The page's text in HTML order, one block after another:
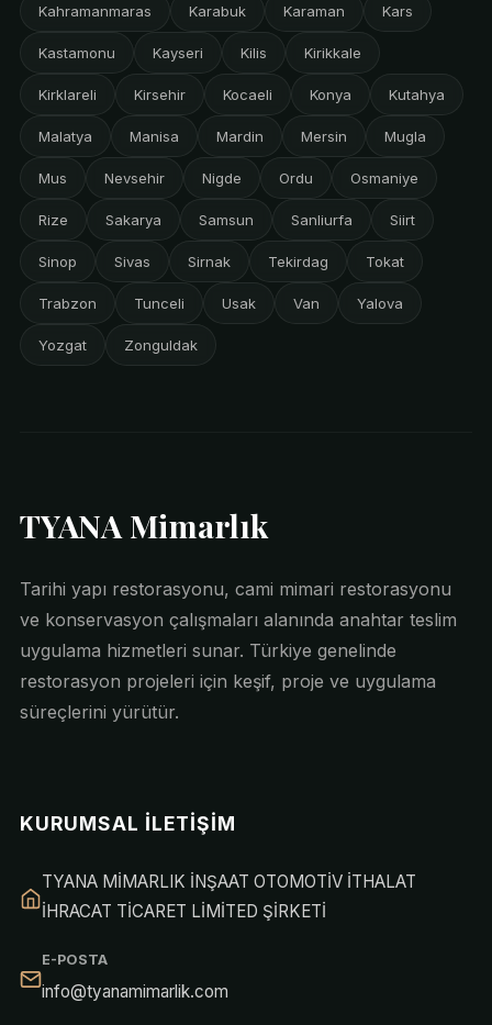
Kahramanmaras Karabuk Karaman Kars
Kastamonu Kayseri Kilis Kirikkale
Kirklareli Kirsehir Kocaeli Konya Kutahya
Malatya Manisa Mardin Mersin Mugla
Mus Nevsehir Nigde Ordu Osmaniye
Rize Sakarya Samsun Sanliurfa Siirt
Sinop Sivas Sirnak Tekirdag Tokat
Trabzon Tunceli Usak Van Yalova
Yozgat Zonguldak
TYANA Mimarlık
Tarihi yapı restorasyonu, cami mimari restorasyonu
ve konservasyon çalışmaları alanında anahtar teslim
uygulama hizmetleri sunar. Türkiye genelinde
restorasyon projeleri için keşif, proje ve uygulama
süreçlerini yürütür.
KURUMSAL İLETIŞIM
TYANA MİMARLIK İNŞAAT OTOMOTİV İTHALAT
İHRACAT TİCARET LİMİTED ŞİRKETİ
E-POSTA
info@tyanamimarlik.com